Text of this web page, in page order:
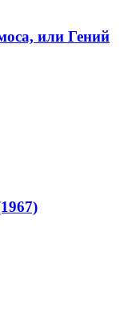
или Гений